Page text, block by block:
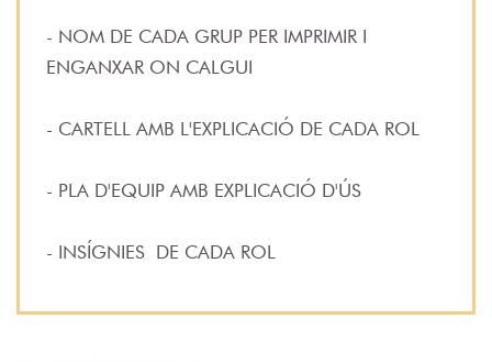
- NOM DE CADA GRUP PER IMPRIMIR I
ENGANXAR ON CALGUI
- CARTELL AMB L'EXPLICACIÓ DE CADA ROL
- PLA D'EQUIP AMB EXPLICACIÓ D'ÚS
- INSÍGNIES DE CADA ROL